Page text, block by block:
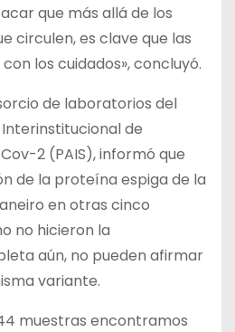
que más allá de los
circulen, es clave que las
los cuidados», concluyó.
de laboratorios del
de
2 (PAIS), informó que
de la proteína espiga de la
en otras cinco
no hicieron la
aún, no pueden afirmar
variante.
muestras encontramos